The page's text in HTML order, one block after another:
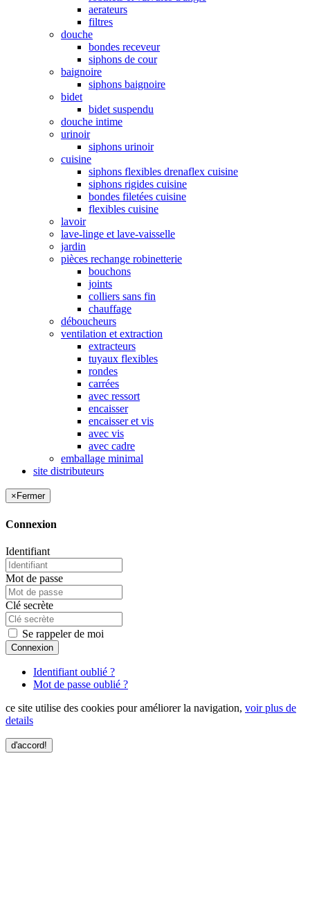
aerateurs
filtres
douche
bondes receveur
siphons de cour
baignoire
siphons baignoire
bidet
bidet suspendu
douche intime
urinoir
siphons urinoir
cuisine
siphons flexibles drenaflex cuisine
siphons rigides cuisine
bondes filetées cuisine
flexibles cuisine
lavoir
lave-linge et lave-vaisselle
jardin
pièces rechange robinetterie
bouchons
joints
colliers sans fin
chauffage
déboucheurs
ventilation et extraction
extracteurs
tuyaux flexibles
rondes
carrées
avec ressort
encaisser
encaisser et vis
avec vis
avec cadre
emballage minimal
site distributeurs
× Fermer
Connexion
Identifiant
Mot de passe
Clé secrète
Se rappeler de moi
Connexion
Identifiant oublié ?
Mot de passe oublié ?
ce site utilise des cookies pour améliorer la navigation, voir plus de
details
d'accord!